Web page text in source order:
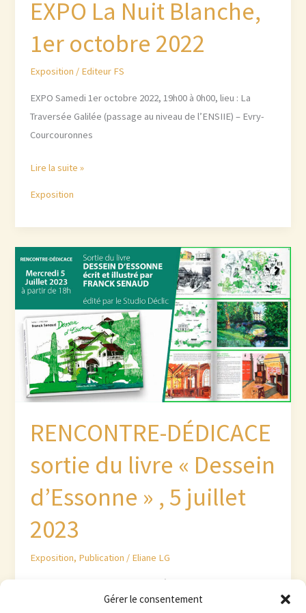
Gérer le consentement
EXPO La Nuit Blanche,
1er octobre 2022
Exposition / Editeur FS
EXPO Samedi 1er octobre 2022, 19h00 à 0h00, lieu : La
Traversée Galilée (passage au niveau de l’ENSIIE) – Evry-
Courcouronnes
EXPO
octobre
2022
Lire la suite »
Exposition
RENCONTRE-DÉDICACE
sortie du livre « Dessein
d’Essonne » , 5 juillet
2023
Exposition, Publication / Eliane LG
à partir de 9h , Hôtel Ibis Styles Évry Cathédrale, 52
Boulevard des Coquibus, 91000 – Evry à partir de 18h,